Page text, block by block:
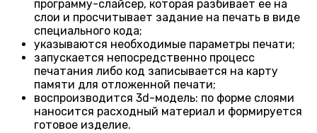
программу-слайсер, которая разбивает ее на
слои и просчитывает задание на печать в виде
специального кода;
указываются необходимые параметры печати;
запускается непосредственно процесс
печатания либо код записывается на карту
памяти для отложенной печати;
воспроизводится 3d-модель: по форме слоями
наносится расходный материал и формируется
готовое изделие.